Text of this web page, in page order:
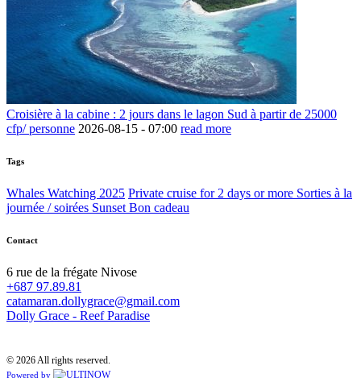
Croisière à la cabine : 2 jours dans le lagon Sud à partir de 25000
cfp/ personne 2026-08-15 - 07:00 read more
Tags
Whales Watching 2025 Private cruise for 2 days or more Sorties à la
journée / soirées Sunset Bon cadeau
Contact
6 rue de la frégate Nivose
+687 97.89.81
catamaran.dollygrace@gmail.com
Dolly Grace - Reef Paradise
© 2026 All rights reserved.
Powered by